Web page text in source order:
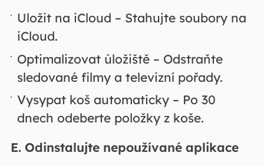
Uložit na iCloud – Stahujte soubory na
iCloud.
Optimalizovat úložiště – Odstraňte
sledované filmy a televizní pořady.
Vysypat koš automaticky – Po 30
dnech odeberte položky z koše.
E. Odinstalujte nepoužívané aplikace